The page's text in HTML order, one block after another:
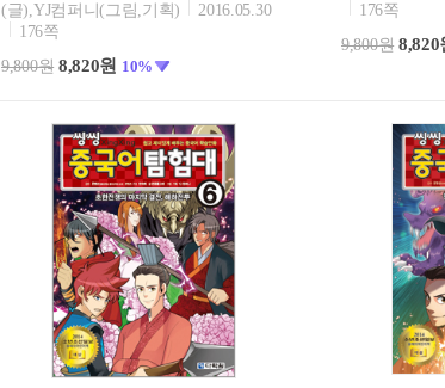
(글),YJ컴퍼니(그림,기획)
2016.05.30
176쪽
9,800원 8,820원 10%
176쪽
9,800원 8,820